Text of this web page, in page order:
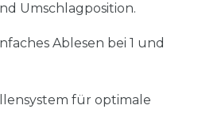
Umschlagposition.
Ablesen bei 1 und
für optimale